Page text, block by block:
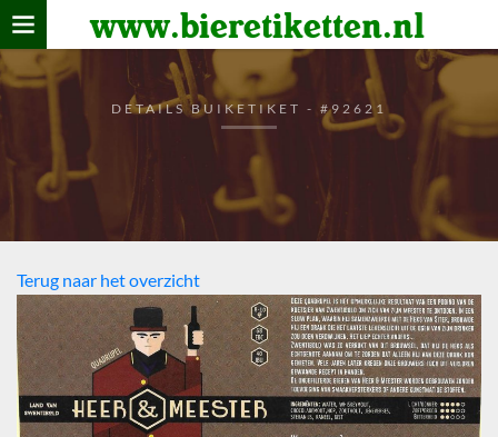
www.bieretiketten.nl
Home
verzamelen
De bierkaart
Bezoekers
DETAILS BUIKETIKET - #92621
Terug naar het overzicht